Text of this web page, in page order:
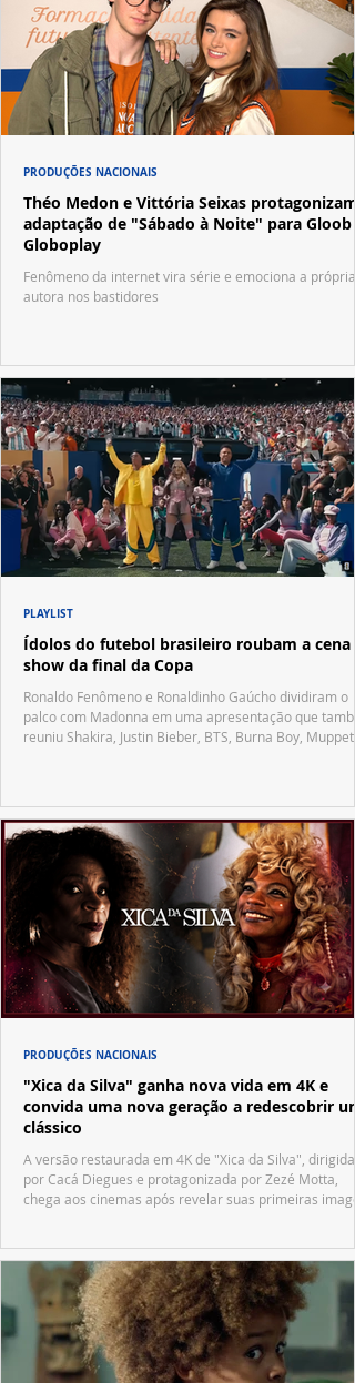
Théo Medon e Vittória Seixas protagonizam
adaptação de "Sábado à Noite" para Gloob e
Globoplay
Fenômeno da internet vira série e emociona a própria
autora nos bastidores
PRODUÇÕES NACIONAIS
Ídolos do futebol brasileiro roubam a cena
show da final da Copa
Ronaldo Fenômeno e Ronaldinho Gaúcho dividiram o
palco com Madonna em uma apresentação que
reuniu Shakira, Justin Bieber, BTS, Burna Boy, Muppets,
PLAYLIST
"Xica da Silva" ganha nova vida em 4K e
convida uma nova geração a redescobrir um
clássico
A versão restaurada em 4K de "Xica da Silva", dirigida
por Cacá Diegues e protagonizada por Zezé Motta,
chega aos cinemas após revelar suas primeiras
PRODUÇÕES NACIONAIS